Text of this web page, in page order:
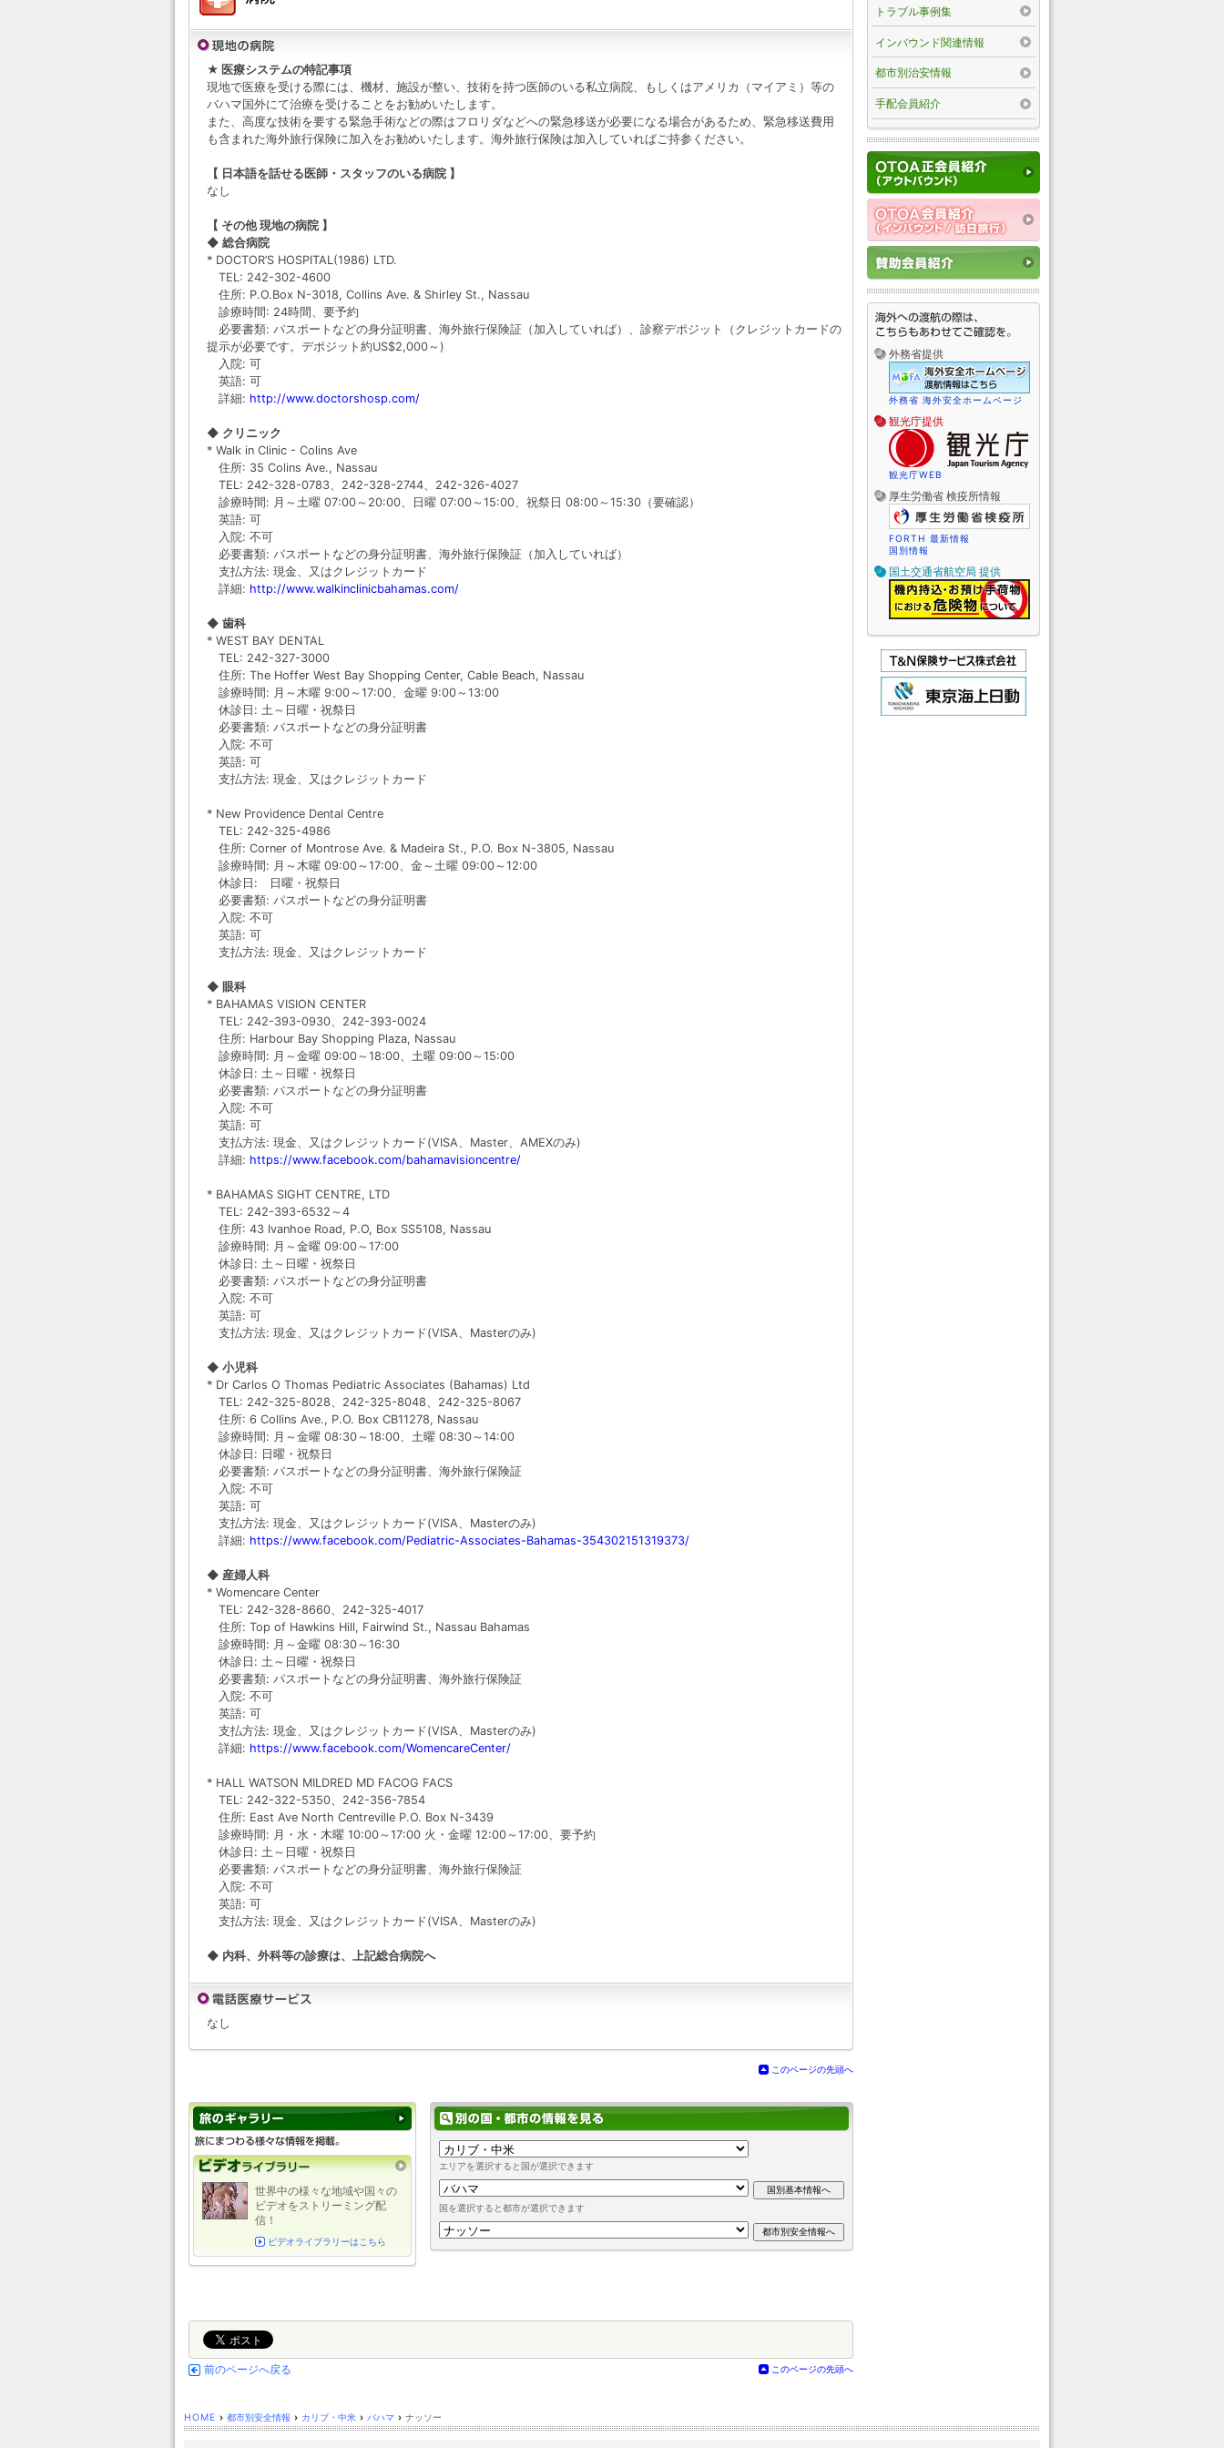
★ 医療システムの特記事項
現地で医療を受ける際には、機材、施設が整い、技術を持つ医師のいる私立病院、もしくはアメリカ（マイアミ）等の
バハマ国外にて治療を受けることをお勧めいたします。
また、高度な技術を要する緊急手術などの際はフロリダなどへの緊急移送が必要になる場合があるため、緊急移送費用
も含まれた海外旅行保険に加入をお勧めいたします。海外旅行保険は加入していればご持参ください。
【 日本語を話せる医師・スタッフのいる病院 】
なし
【 その他 現地の病院 】
◆ 総合病院
* DOCTOR’S HOSPITAL(1986) LTD.
TEL: 242-302-4600
住所: P.O.Box N-3018, Collins Ave. & Shirley St., Nassau
診療時間: 24時間、要予約
必要書類: パスポートなどの身分証明書、海外旅行保険証（加入していれば）、診察デポジット（クレジットカードの
提示が必要です。デポジット約US$2,000～)
入院: 可
英語: 可
詳細: http://www.doctorshosp.com/
◆ クリニック
* Walk in Clinic - Colins Ave
住所: 35 Colins Ave., Nassau
TEL: 242-328-0783、242-328-2744、242-326-4027
診療時間: 月～土曜 07:00～20:00、日曜 07:00～15:00、祝祭日 08:00～15:30（要確認）
英語: 可
入院: 不可
必要書類: パスポートなどの身分証明書、海外旅行保険証（加入していれば）
支払方法: 現金、又はクレジットカード
詳細: http://www.walkinclinicbahamas.com/
◆ 歯科
* WEST BAY DENTAL
TEL: 242-327-3000
住所: The Hoffer West Bay Shopping Center, Cable Beach, Nassau
診療時間: 月～木曜 9:00～17:00、金曜 9:00～13:00
休診日: 土～日曜・祝祭日
必要書類: パスポートなどの身分証明書
入院: 不可
英語: 可
支払方法: 現金、又はクレジットカード
* New Providence Dental Centre
TEL: 242-325-4986
住所: Corner of Montrose Ave. & Madeira St., P.O. Box N-3805, Nassau
診療時間: 月～木曜 09:00～17:00、金～土曜 09:00～12:00
休診日: 日曜・祝祭日
必要書類: パスポートなどの身分証明書
入院: 不可
英語: 可
支払方法: 現金、又はクレジットカード
◆ 眼科
* BAHAMAS VISION CENTER
TEL: 242-393-0930、242-393-0024
住所: Harbour Bay Shopping Plaza, Nassau
診療時間: 月～金曜 09:00～18:00、土曜 09:00～15:00
休診日: 土～日曜・祝祭日
必要書類: パスポートなどの身分証明書
入院: 不可
英語: 可
支払方法: 現金、又はクレジットカード(VISA、Master、AMEXのみ)
詳細: https://www.facebook.com/bahamavisioncentre/
* BAHAMAS SIGHT CENTRE, LTD
TEL: 242-393-6532～4
住所: 43 Ivanhoe Road, P.O, Box SS5108, Nassau
診療時間: 月～金曜 09:00～17:00
休診日: 土～日曜・祝祭日
必要書類: パスポートなどの身分証明書
入院: 不可
英語: 可
支払方法: 現金、又はクレジットカード(VISA、Masterのみ)
◆ 小児科
* Dr Carlos O Thomas Pediatric Associates (Bahamas) Ltd
TEL: 242-325-8028、242-325-8048、242-325-8067
住所: 6 Collins Ave., P.O. Box CB11278, Nassau
診療時間: 月～金曜 08:30～18:00、土曜 08:30～14:00
休診日: 日曜・祝祭日
必要書類: パスポートなどの身分証明書、海外旅行保険証
入院: 不可
英語: 可
支払方法: 現金、又はクレジットカード(VISA、Masterのみ)
詳細: https://www.facebook.com/Pediatric-Associates-Bahamas-354302151319373/
◆ 産婦人科
* Womencare Center
TEL: 242-328-8660、242-325-4017
住所: Top of Hawkins Hill, Fairwind St., Nassau Bahamas
診療時間: 月～金曜 08:30～16:30
休診日: 土～日曜・祝祭日
必要書類: パスポートなどの身分証明書、海外旅行保険証
入院: 不可
英語: 可
支払方法: 現金、又はクレジットカード(VISA、Masterのみ)
詳細: https://www.facebook.com/WomencareCenter/
* HALL WATSON MILDRED MD FACOG FACS
TEL: 242-322-5350、242-356-7854
住所: East Ave North Centreville P.O. Box N-3439
診療時間: 月・水・木曜 10:00～17:00 火・金曜 12:00～17:00、要予約
休診日: 土～日曜・祝祭日
必要書類: パスポートなどの身分証明書、海外旅行保険証
入院: 不可
英語: 可
支払方法: 現金、又はクレジットカード(VISA、Masterのみ)
◆ 内科、外科等の診療は、上記総合病院へ
なし
このページの先頭へ
エリアを選択すると国が選択できます
国を選択すると都市が選択できます
世界中の様々な地域や国々の
ビデオをストリーミング配
信！
ビデオライブラリーはこちら
前のページへ戻る このページの先頭へ
トラブル事例集
インバウンド関連情報
都市別治安情報
手配会員紹介
外務省提供
外務省 海外安全ホームページ
観光庁提供
観光庁WEB
厚生労働省 検疫所情報
FORTH 最新情報
国別情報
国土交通省航空局 提供
HOME › 都市別安全情報 › カリブ・中米 › バハマ › ナッソー